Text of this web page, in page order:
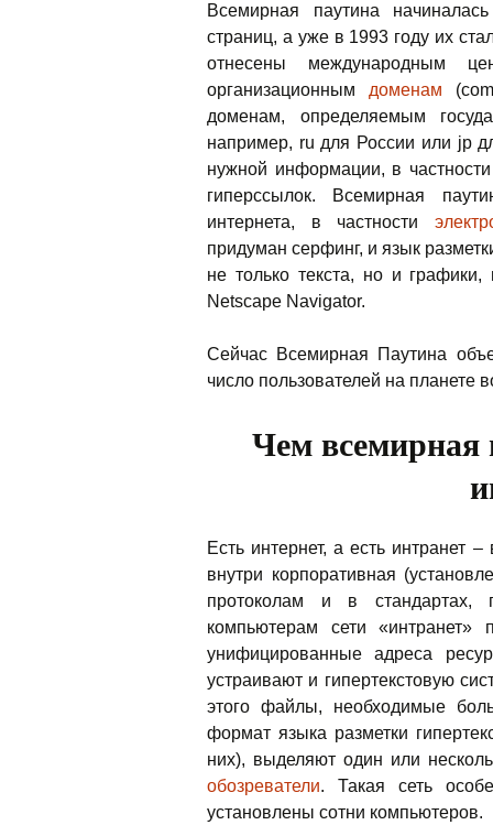
Всемирная паутина
страниц, а уже в 1993 году их
отнесены международным
организационным доменам
доменам, определяемым
например, ru для России или jp
нужной информации, в
гиперссылок. Всемирная
интернета, в частности
придуман серфинг, и язык
не только текста, но и
Netscape Navigator.
Сейчас Всемирная Паутина
число пользователей на планете
Чем всемирная
Есть интернет, а есть интранет
внутри корпоративная
протоколам и в стандартах,
компьютерам сети «интранет»
унифицированные адреса
устраивают и гипертекстовую
этого файлы, необходимые
формат языка разметки
них), выделяют один или
обозреватели. Такая сеть
установлены сотни компьютеров.